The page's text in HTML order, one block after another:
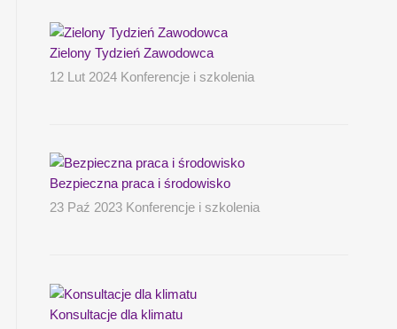
Zielony Tydzień Zawodowca
12 Lut 2024 Konferencje i szkolenia
Bezpieczna praca i środowisko
23 Paź 2023 Konferencje i szkolenia
Konsultacje dla klimatu